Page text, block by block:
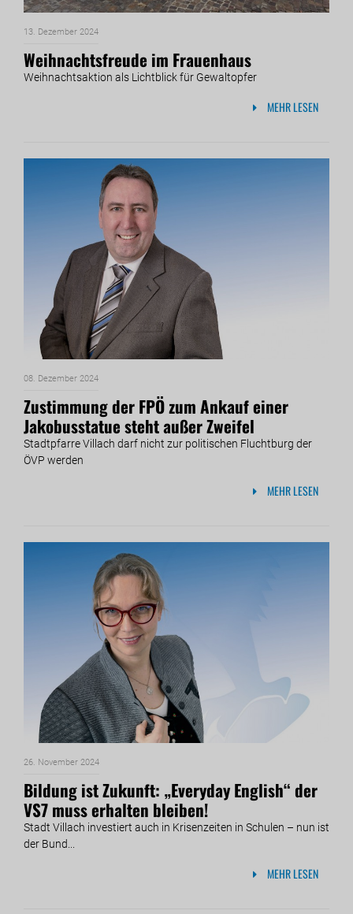
13. Dezember 2024
Weihnachtsfreude im Frauenhaus
Weihnachtsaktion als Lichtblick für Gewaltopfer
MEHR LESEN
08. Dezember 2024
Zustimmung der FPÖ zum Ankauf einer
Jakobusstatue steht außer Zweifel
Stadtpfarre Villach darf nicht zur politischen Fluchtburg der
ÖVP werden
MEHR LESEN
26. November 2024
Bildung ist Zukunft: „Everyday English“ der
VS7 muss erhalten bleiben!
Stadt Villach investiert auch in Krisenzeiten in Schulen – nun ist
der Bund...
MEHR LESEN